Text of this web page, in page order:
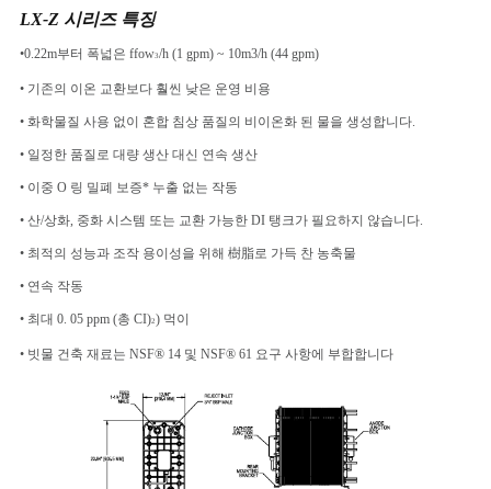
이
트
맵
PRIVACY
POLICY
LX-Z 시리즈 특징
•0.22m부터 폭넓은 ffow3/h (1 gpm) ~ 10m3/h (44 gpm)
• 기존의 이온 교환보다 훨씬 낮은 운영 비용
• 화학물질 사용 없이 혼합 침상 품질의 비이온화 된 물을 생성합니다.
• 일정한 품질로 대량 생산 대신 연속 생산
• 이중 O 링 밀폐 보증* 누출 없는 작동
• 산/상화, 중화 시스템 또는 교환 가능한 DI 탱크가 필요하지 않습니다.
• 최적의 성능과 조작 용이성을 위해 樹脂로 가득 찬 농축물
• 연속 작동
• 최대 0. 05 ppm (총 CI)2) 먹이
• 빗물 건축 재료는 NSF® 14 및 NSF® 61 요구 사항에 부합합니다